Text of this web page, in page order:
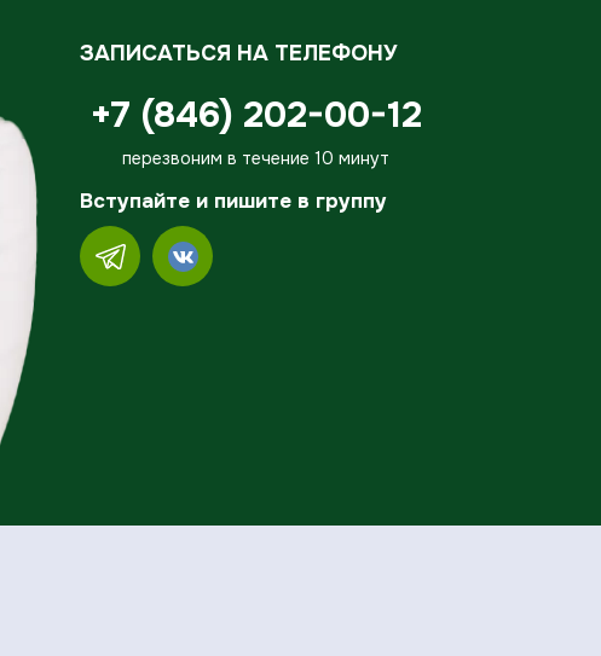
ЗАПИСАТЬСЯ НА ТЕЛЕФОНУ
+7 (846) 202-00-12
перезвоним в течение 10 минут
Вступайте и пишите в группу